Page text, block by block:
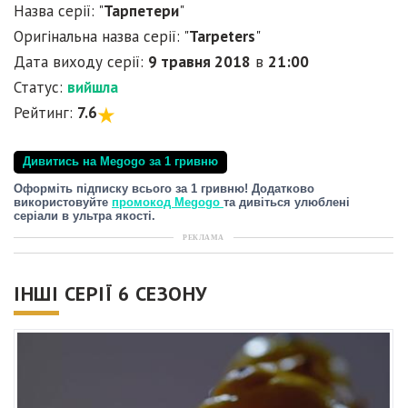
Назва серії: "Тарпетери"
Оригінальна назва серії: "Tarpeters"
Дата виходу серії: 9 травня 2018 в 21:00
Статус: вийшла
Рейтинг: 7.6
Дивитись на Megogo за 1 гривню
Оформіть підписку всього за 1 гривню! Додатково
використовуйте промокод Megogo та дивіться улюблені
серіали в ультра якості.
РЕКЛАМА
ІНШІ СЕРІЇ 6 СЕЗОНУ